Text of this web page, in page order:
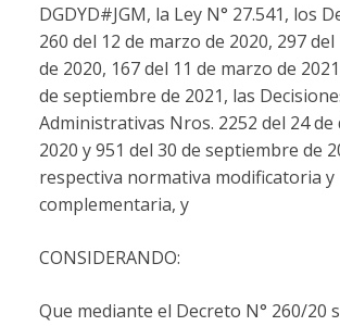
DGDYD#JGM, la Ley N° 27.541, los
260 del 12 de marzo de 2020, 297
de 2020, 167 del 11 de marzo de
de septiembre de 2021, las
Administrativas Nros. 2252 del 24 de
2020 y 951 del 30 de septiembre de
respectiva normativa modificatoria y
complementaria, y
CONSIDERANDO:
Que mediante el Decreto N° 260/20